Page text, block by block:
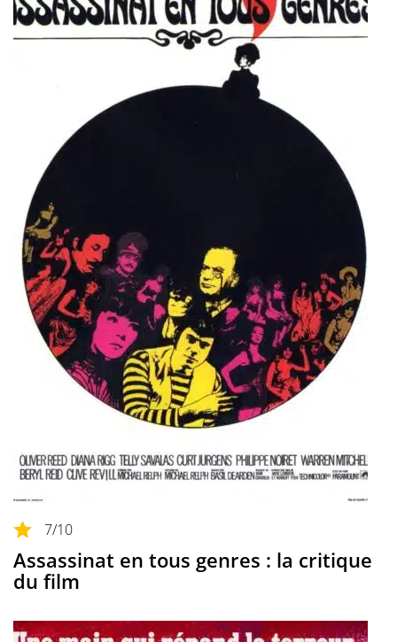
7/10
Assassinat en tous genres : la critique
du film